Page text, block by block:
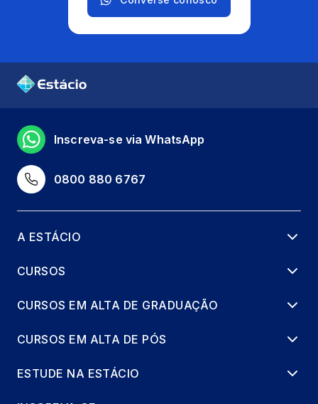
0800 880 6767
Inscreva-se via WhatsApp
A ESTÁCIO
CURSOS
CURSOS EM ALTA DE GRADUAÇÃO
CURSOS EM ALTA DE PÓS
ESTUDE NA ESTÁCIO